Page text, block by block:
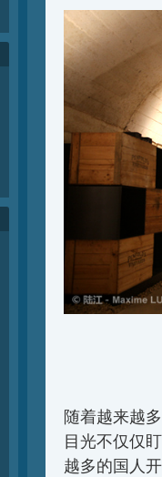
随着越来越
目光不仅仅
越多的国人